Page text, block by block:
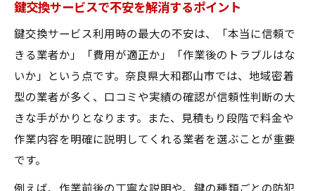
鍵交換サービスで不安を解消するポイント
鍵交換サービス利用時の最大の不安は、「本当に信頼で
きる業者か」「費用が適正か」「作業後のトラブルはな
いか」という点です。奈良県大和郡山市では、地域密着
型の業者が多く、口コミや実績の確認が信頼性判断の大
きな手がかりとなります。また、見積もり段階で料金や
作業内容を明確に説明してくれる業者を選ぶことが重要
です。